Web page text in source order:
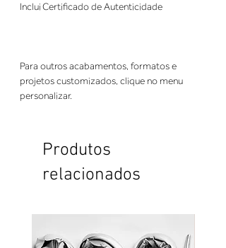
Inclui Certificado de Autenticidade
Para outros acabamentos, formatos e
projetos customizados, clique no menu
personalizar.
Produtos
relacionados